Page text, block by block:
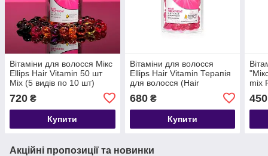
Вітаміни для волосся Мікс
Ellips Hair Vitamin 50 шт
Mix (5 видів по 10 шт)
720 ₴
Купити
Вітаміни для волосся
Ellips Hair Vitamin Терапія
для волосся (Hair
680₴
Купити
mix
450
Акційні пропозиції та новинки